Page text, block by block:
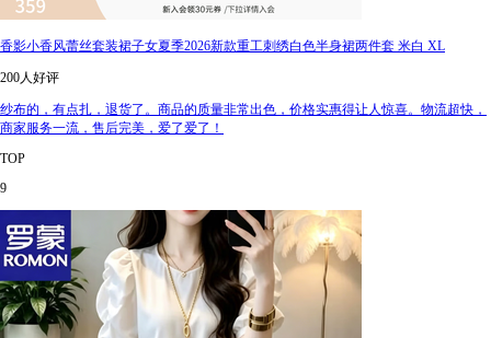
香影小香风蕾丝套装裙子女夏季2026新款重工刺绣白色半身裙两件套 米白 XL
200人好评
纱布的，有点扎，退货了。商品的质量非常出色，价格实惠得让人惊喜。物流超快，
商家服务一流，售后完美，爱了爱了！
TOP
9